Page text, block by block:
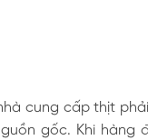
cung cấp thịt
gốc. Khi hàng